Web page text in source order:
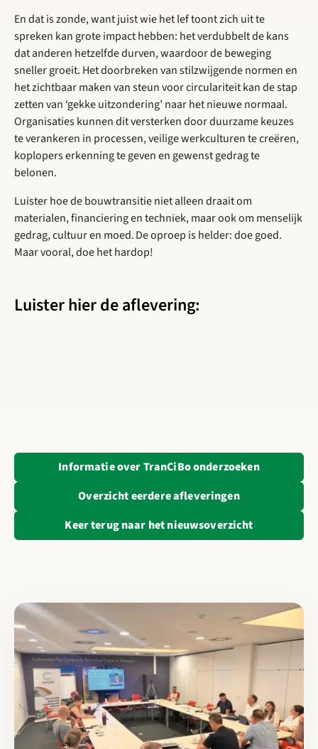
En dat is zonde, want juist wie het lef toont zich uit te
spreken kan grote impact hebben: het verdubbelt de kans
dat anderen hetzelfde durven, waardoor de beweging
sneller groeit. Het doorbreken van stilzwijgende normen en
het zichtbaar maken van steun voor circulariteit kan de stap
zetten van ‘gekke uitzondering’ naar het nieuwe normaal.
Organisaties kunnen dit versterken door duurzame keuzes
te verankeren in processen, veilige werkculturen te creëren,
koplopers erkenning te geven en gewenst gedrag te
belonen.
Luister hoe de bouwtransitie niet alleen draait om
materialen, financiering en techniek, maar ook om menselijk
gedrag, cultuur en moed. De oproep is helder: doe goed.
Maar vooral, doe het hardop!
Luister hier de aflevering:
Informatie over TranCiBo onderzoeken
Overzicht eerdere afleveringen
Keer terug naar het nieuwsoverzicht
Lees meer over Samen versnellen naar een circulaire